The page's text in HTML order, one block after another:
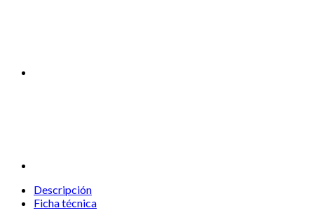
Descripción
Ficha técnica